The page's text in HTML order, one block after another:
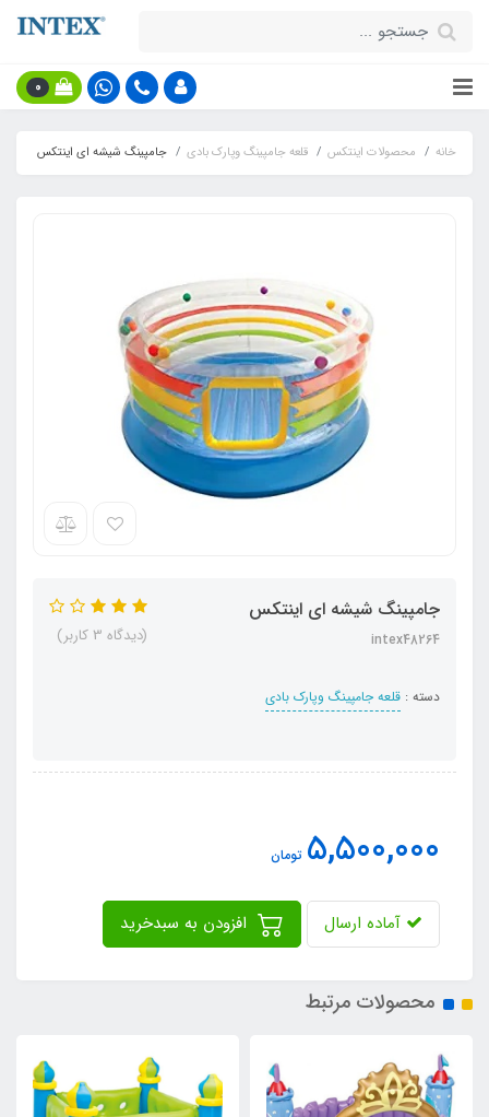
0
خانه محصولات اینتکس قلعه جامپینگ وپارک بادی جامپینگ شیشه ای اینتکس
جامپینگ شیشه ای اینتکس
intex48264
دسته : قلعه جامپینگ وپارک بادی
(دیدگاه 3 کاربر)
5,500,000 تومان
آماده ارسال
محصولات مرتبط